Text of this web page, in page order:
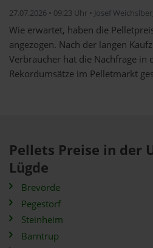
27.07.2026 • 09:23 Uhr • Josef
Wie erwartet, haben die
angezogen. Nach der langen
Verbraucher hat die Nachfrage in
Rekordumsätze im Pelletmarkt
Pellets Preise in der
Lügde
Brevörde
Pegestorf
Steinheim
Barntrup